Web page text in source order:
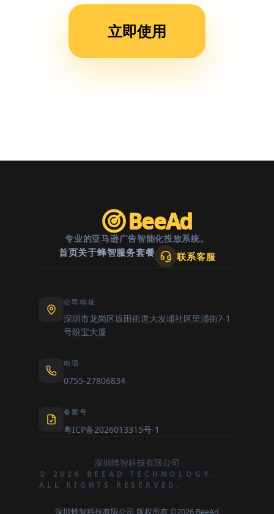
间，
现在
止一
立即使用
BeeAd
专业的亚马逊广告智能化投放系统。
首页关于蜂智服务套餐 联系客服
公司地址
深圳市龙岗区坂田街道大发埔社区里浦街7-1
号盼宝大厦
电话
0755-27806834
备案号
粤ICP备2026013315号-1
深圳蜂智科技有限公司
© 2026 BEEAD TECHNOLOGY.
ALL RIGHTS RESERVED.
深圳蜂智科技有限公司 版权所有 ©2026 BeeAd